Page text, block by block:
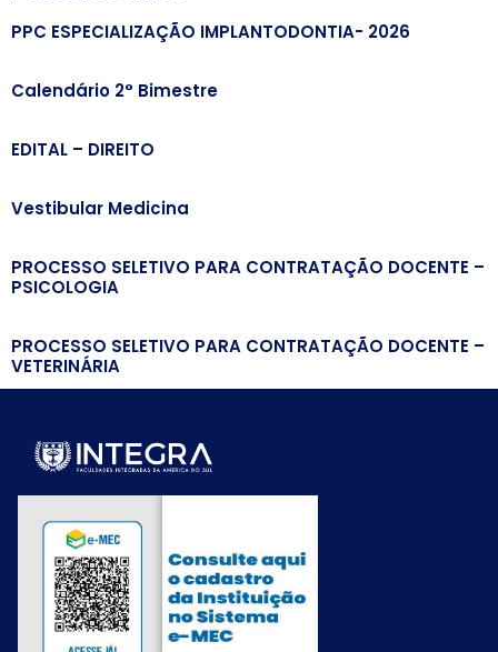
PPC ESPECIALIZAÇÃO IMPLANTODONTIA- 2026
Calendário 2° Bimestre
EDITAL – DIREITO
Vestibular Medicina
PROCESSO SELETIVO PARA CONTRATAÇÃO DOCENTE –
PSICOLOGIA
PROCESSO SELETIVO PARA CONTRATAÇÃO DOCENTE –
VETERINÁRIA